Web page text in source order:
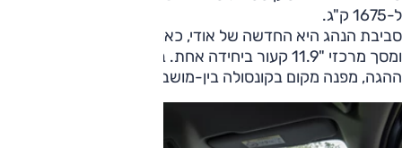
ל-1675 ק"ג.
סביבת הנהג היא החדשה של אודי, כאן עם לוח מחוונים מוקרן
ומסך מרכזי "11.9 קעור ביחידה אחת. בורר ההילוכים עלה לאזור
ההגה, מפנה מקום בקונסולה בין-מושבים.